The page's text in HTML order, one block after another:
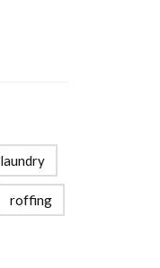
laundry
roffing